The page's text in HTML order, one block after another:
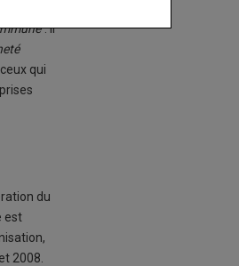
il
. Il
qui
du
est
2008.